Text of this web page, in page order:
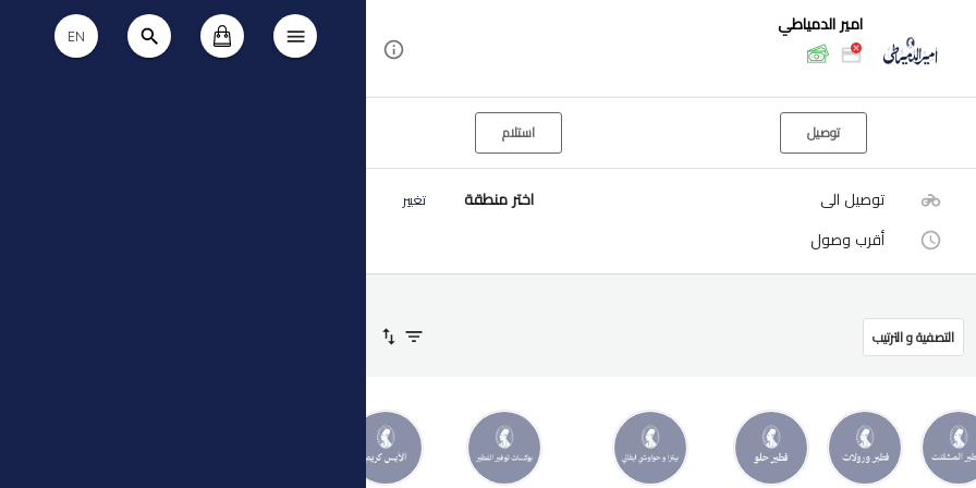
EN
امير الدمياطي
توصيل استلام
توصيل الى اختر منطقة تغيير
أقرب وصول
التصفية و الترتيب